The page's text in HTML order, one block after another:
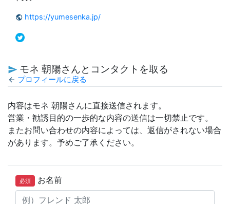
public https://yumesenka.jp/
send モネ 朝陽さんとコンタクトを取る
arrow_back プロフィールに戻る
内容はモネ 朝陽さんに直接送信されます。
営業・勧誘目的の一歩的な内容の送信は一切禁止です。
またお問い合わせの内容によっては、返信がされない場合
があります。予めご了承ください。
必須 お名前